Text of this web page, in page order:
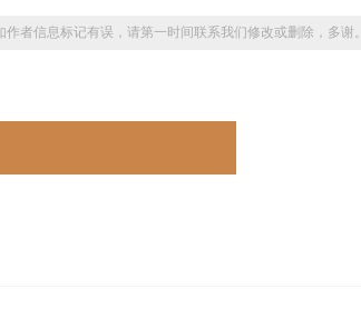
者信息标记有误，请第一时间联系我们修改或删除，多谢。